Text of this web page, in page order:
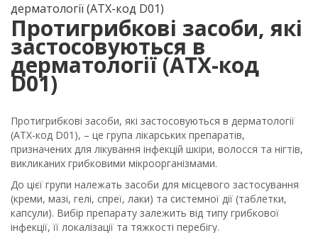
дерматології (ATX-код D01)
Протигрибкові засоби, які
застосовуються в
дерматології (ATX-код
D01)
Протигрибкові засоби, які застосовуються в дерматології
(ATX-код D01), – це група лікарських препаратів,
призначених для лікування інфекцій шкіри, волосся та нігтів,
викликаних грибковими мікроорганізмами.
До цієї групи належать засоби для місцевого застосування
(креми, мазі, гелі, спреї, лаки) та системної дії (таблетки,
капсули). Вибір препарату залежить від типу грибкової
інфекції, її локалізації та тяжкості перебігу.